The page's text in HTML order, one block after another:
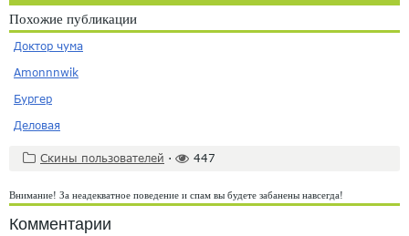
Похожие публикации
Доктор чума
Amonnnwik
Бургер
Деловая
Скины пользователей · 447
Внимание! За неадекватное поведение и спам вы будете забанены навсегда!
Комментарии